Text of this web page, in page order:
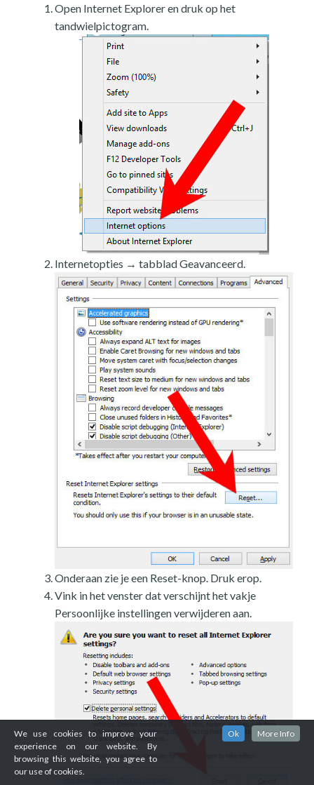
Open Internet Explorer en druk op het
tandwielpictogram.
Internetopties → tabblad Geavanceerd.
Onderaan zie je een Reset-knop. Druk erop.
Vink in het venster dat verschijnt het vakje
Persoonlijke instellingen verwijderen aan.
We use cookies to improve your
experience on our website. By
browsing this website, you agree to
our use of cookies.
Ok More Info